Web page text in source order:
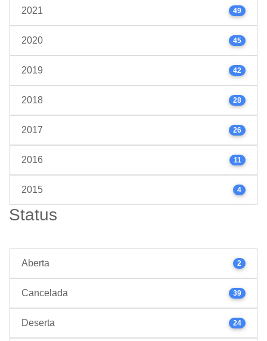
2021 49
2020 45
2019 42
2018 28
2017 26
2016 11
2015 4
Status
Aberta 2
Cancelada 39
Deserta 24